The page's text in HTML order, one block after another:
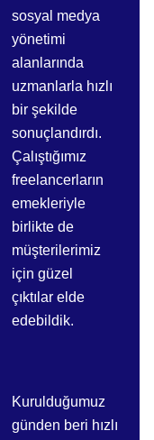
sosyal medya
yönetimi
alanlarında
uzmanlarla hızlı
bir şekilde
sonuçlandırdı.
Çalıştığımız
freelancerların
emekleriyle
birlikte de
müşterilerimiz
için güzel
çıktılar elde
edebildik.
Kurulduğumuz
günden beri hızlı